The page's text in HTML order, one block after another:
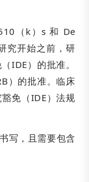
（k）s 和 De
究开始之前，研
IDE）的批准。
）的批准。临床
免（IDE）法规
写，且需要包含